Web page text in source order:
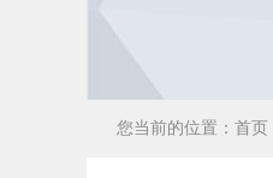
您当前的位置： 首页